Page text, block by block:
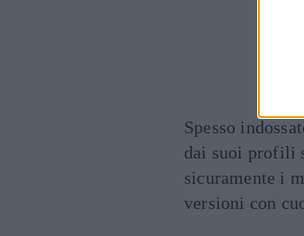
Spesso
dai suoi profili
sicuramente i
versioni con